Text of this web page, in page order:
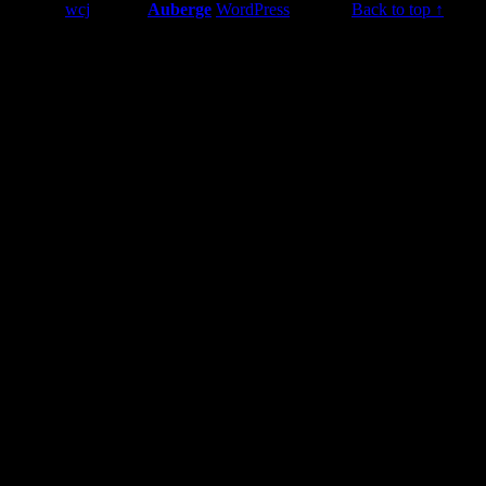
wcj Auberge WordPress Back to top ↑